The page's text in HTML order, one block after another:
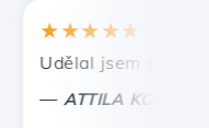
úctou, Cristian.
★★★★★
Udělal jsem správnou
ATTILA KOLES